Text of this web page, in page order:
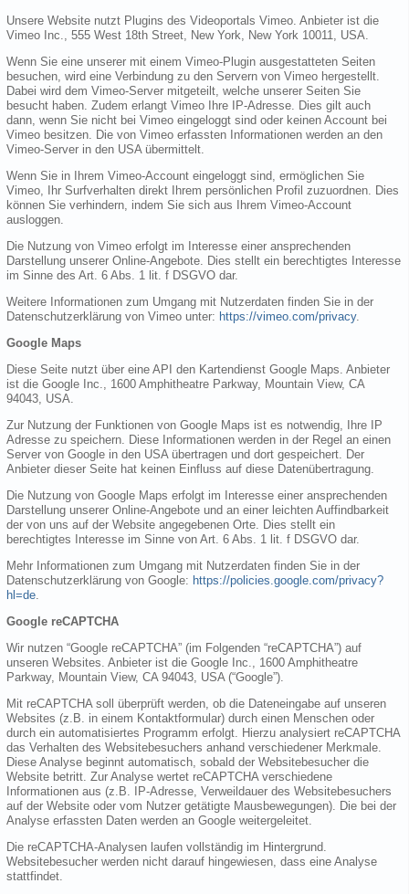
Unsere Website nutzt Plugins des Videoportals Vimeo. Anbieter ist die
Vimeo Inc., 555 West 18th Street, New York, New York 10011, USA.
Wenn Sie eine unserer mit einem Vimeo-Plugin ausgestatteten Seiten
besuchen, wird eine Verbindung zu den Servern von Vimeo hergestellt.
Dabei wird dem Vimeo-Server mitgeteilt, welche unserer Seiten Sie
besucht haben. Zudem erlangt Vimeo Ihre IP-Adresse. Dies gilt auch
dann, wenn Sie nicht bei Vimeo eingeloggt sind oder keinen Account bei
Vimeo besitzen. Die von Vimeo erfassten Informationen werden an den
Vimeo-Server in den USA übermittelt.
Wenn Sie in Ihrem Vimeo-Account eingeloggt sind, ermöglichen Sie
Vimeo, Ihr Surfverhalten direkt Ihrem persönlichen Profil zuzuordnen. Dies
können Sie verhindern, indem Sie sich aus Ihrem Vimeo-Account
ausloggen.
Die Nutzung von Vimeo erfolgt im Interesse einer ansprechenden
Darstellung unserer Online-Angebote. Dies stellt ein berechtigtes Interesse
im Sinne des Art. 6 Abs. 1 lit. f DSGVO dar.
Weitere Informationen zum Umgang mit Nutzerdaten finden Sie in der
Datenschutzerklärung von Vimeo unter: https://vimeo.com/privacy.
Google Maps
Diese Seite nutzt über eine API den Kartendienst Google Maps. Anbieter
ist die Google Inc., 1600 Amphitheatre Parkway, Mountain View, CA
94043, USA.
Zur Nutzung der Funktionen von Google Maps ist es notwendig, Ihre IP
Adresse zu speichern. Diese Informationen werden in der Regel an einen
Server von Google in den USA übertragen und dort gespeichert. Der
Anbieter dieser Seite hat keinen Einfluss auf diese Datenübertragung.
Die Nutzung von Google Maps erfolgt im Interesse einer ansprechenden
Darstellung unserer Online-Angebote und an einer leichten Auffindbarkeit
der von uns auf der Website angegebenen Orte. Dies stellt ein
berechtigtes Interesse im Sinne von Art. 6 Abs. 1 lit. f DSGVO dar.
Mehr Informationen zum Umgang mit Nutzerdaten finden Sie in der
Datenschutzerklärung von Google: https://policies.google.com/privacy?
hl=de
Google reCAPTCHA
Wir nutzen “Google reCAPTCHA” (im Folgenden “reCAPTCHA”) auf
unseren Websites. Anbieter ist die Google Inc., 1600 Amphitheatre
Parkway, Mountain View, CA 94043, USA (“Google”).
Mit reCAPTCHA soll überprüft werden, ob die Dateneingabe auf unseren
Websites (z.B. in einem Kontaktformular) durch einen Menschen oder
durch ein automatisiertes Programm erfolgt. Hierzu analysiert reCAPTCHA
das Verhalten des Websitebesuchers anhand verschiedener Merkmale.
Diese Analyse beginnt automatisch, sobald der Websitebesucher die
Website betritt. Zur Analyse wertet reCAPTCHA verschiedene
Informationen aus (z.B. IP-Adresse, Verweildauer des Websitebesuchers
auf der Website oder vom Nutzer getätigte Mausbewegungen). Die bei der
Analyse erfassten Daten werden an Google weitergeleitet.
Die reCAPTCHA-Analysen laufen vollständig im Hintergrund.
Websitebesucher werden nicht darauf hingewiesen, dass eine Analyse
stattfindet.